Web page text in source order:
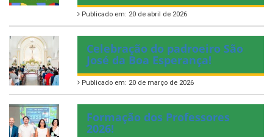
Publicado em: 20 de abril de 2026
Celebração do padroeiro São
José da Boa Esperança!
Publicado em: 20 de março de 2026
Formação dos Professores
2026!